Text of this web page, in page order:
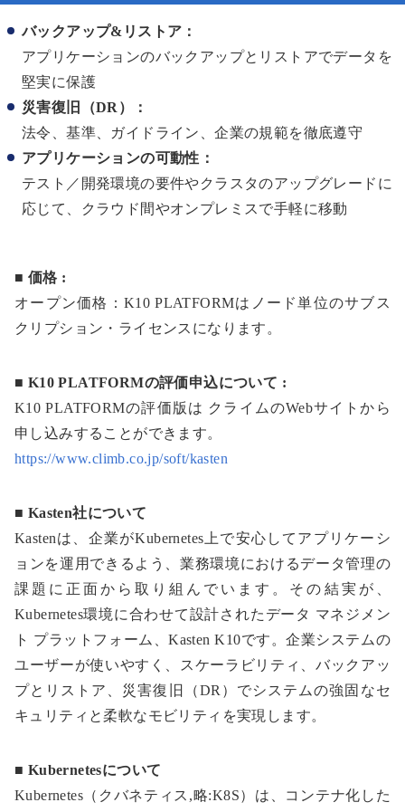
バックアップ&リストア：
アプリケーションのバックアップとリストアでデータを
堅実に保護
災害復旧（DR）：
法令、基準、ガイドライン、企業の規範を徹底遵守
アプリケーションの可動性：
テスト／開発環境の要件やクラスタのアップグレードに
応じて、クラウド間やオンプレミスで手軽に移動
■ 価格 :
オープン価格：K10 PLATFORMはノード単位のサブス
クリプション・ライセンスになります。
■ K10 PLATFORMの評価申込について :
K10 PLATFORMの評価版は クライムのWebサイトから
申し込みすることができます。
https://www.climb.co.jp/soft/kasten
■ Kasten社について
Kastenは、企業がKubernetes上で安心してアプリケーシ
ョンを運用できるよう、業務環境におけるデータ管理の
課題に正面から取り組んでいます。その結実が、
Kubernetes環境に合わせて設計されたデータ マネジメン
ト プラットフォーム、Kasten K10です。企業システムの
ユーザーが使いやすく、スケーラビリティ、バックアッ
プとリストア、災害復旧（DR）でシステムの強固なセ
キュリティと柔軟なモビリティを実現します。
■ Kubernetesについて
Kubernetes（クバネティス,略:K8S）は、コンテナ化した